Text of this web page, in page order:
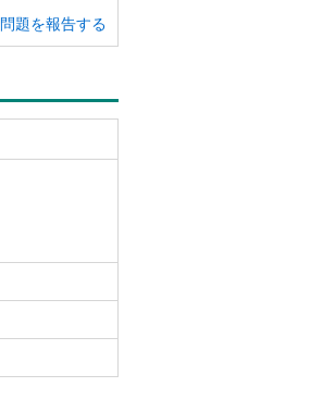
問題を報告する